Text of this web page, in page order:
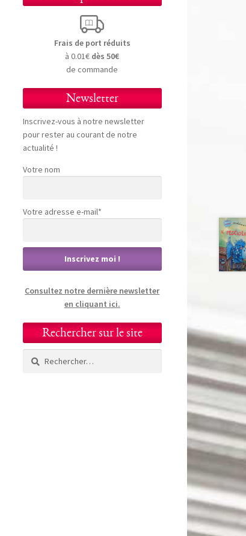
Frais de port réduits
à 0.01€ dès 50€
de commande
Newsletter
Inscrivez-vous à notre newsletter
pour rester au courant de notre
actualité !
Votre nom
Votre adresse e-mail*
Consultez notre dernière newsletter
en cliquant ici.
Rechercher sur le site
Rechercher :